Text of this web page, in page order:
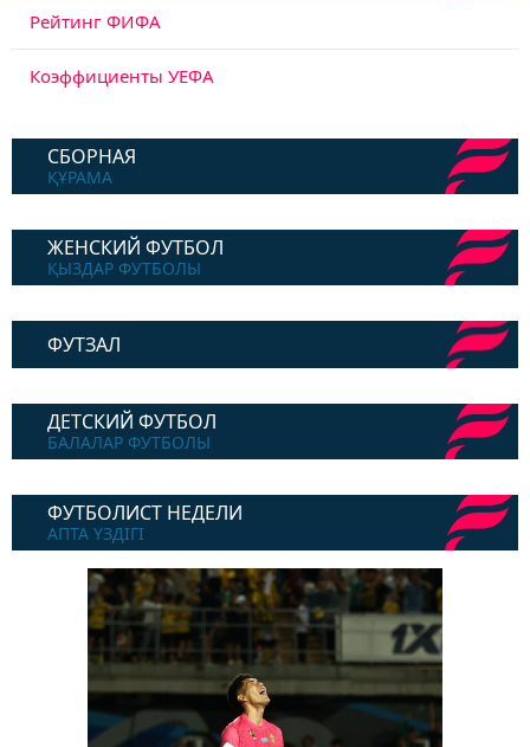
Рейтинг ФИФА
Коэффициенты УЕФА
СБОРНАЯ
ҚҰРАМА
ЖЕНСКИЙ ФУТБОЛ
ҚЫЗДАР ФУТБОЛЫ
ФУТЗАЛ
ДЕТСКИЙ ФУТБОЛ
БАЛАЛАР ФУТБОЛЫ
ФУТБОЛИСТ НЕДЕЛИ
АПТА ҮЗДІГІ